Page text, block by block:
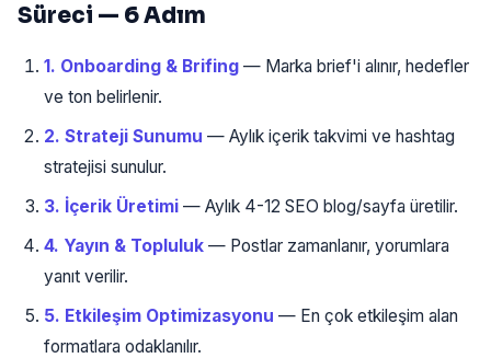
Süreci — 6 Adım
1. Onboarding & Brifing — Marka brief'i alınır, hedefler
ve ton belirlenir.
2. Strateji Sunumu — Aylık içerik takvimi ve hashtag
stratejisi sunulur.
3. İçerik Üretimi — Aylık 4-12 SEO blog/sayfa üretilir.
4. Yayın & Topluluk — Postlar zamanlanır, yorumlara
yanıt verilir.
5. Etkileşim Optimizasyonu — En çok etkileşim alan
formatlara odaklanılır.